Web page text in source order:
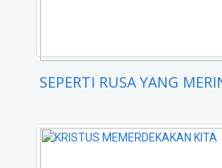
SEPERTI RUSA YANG